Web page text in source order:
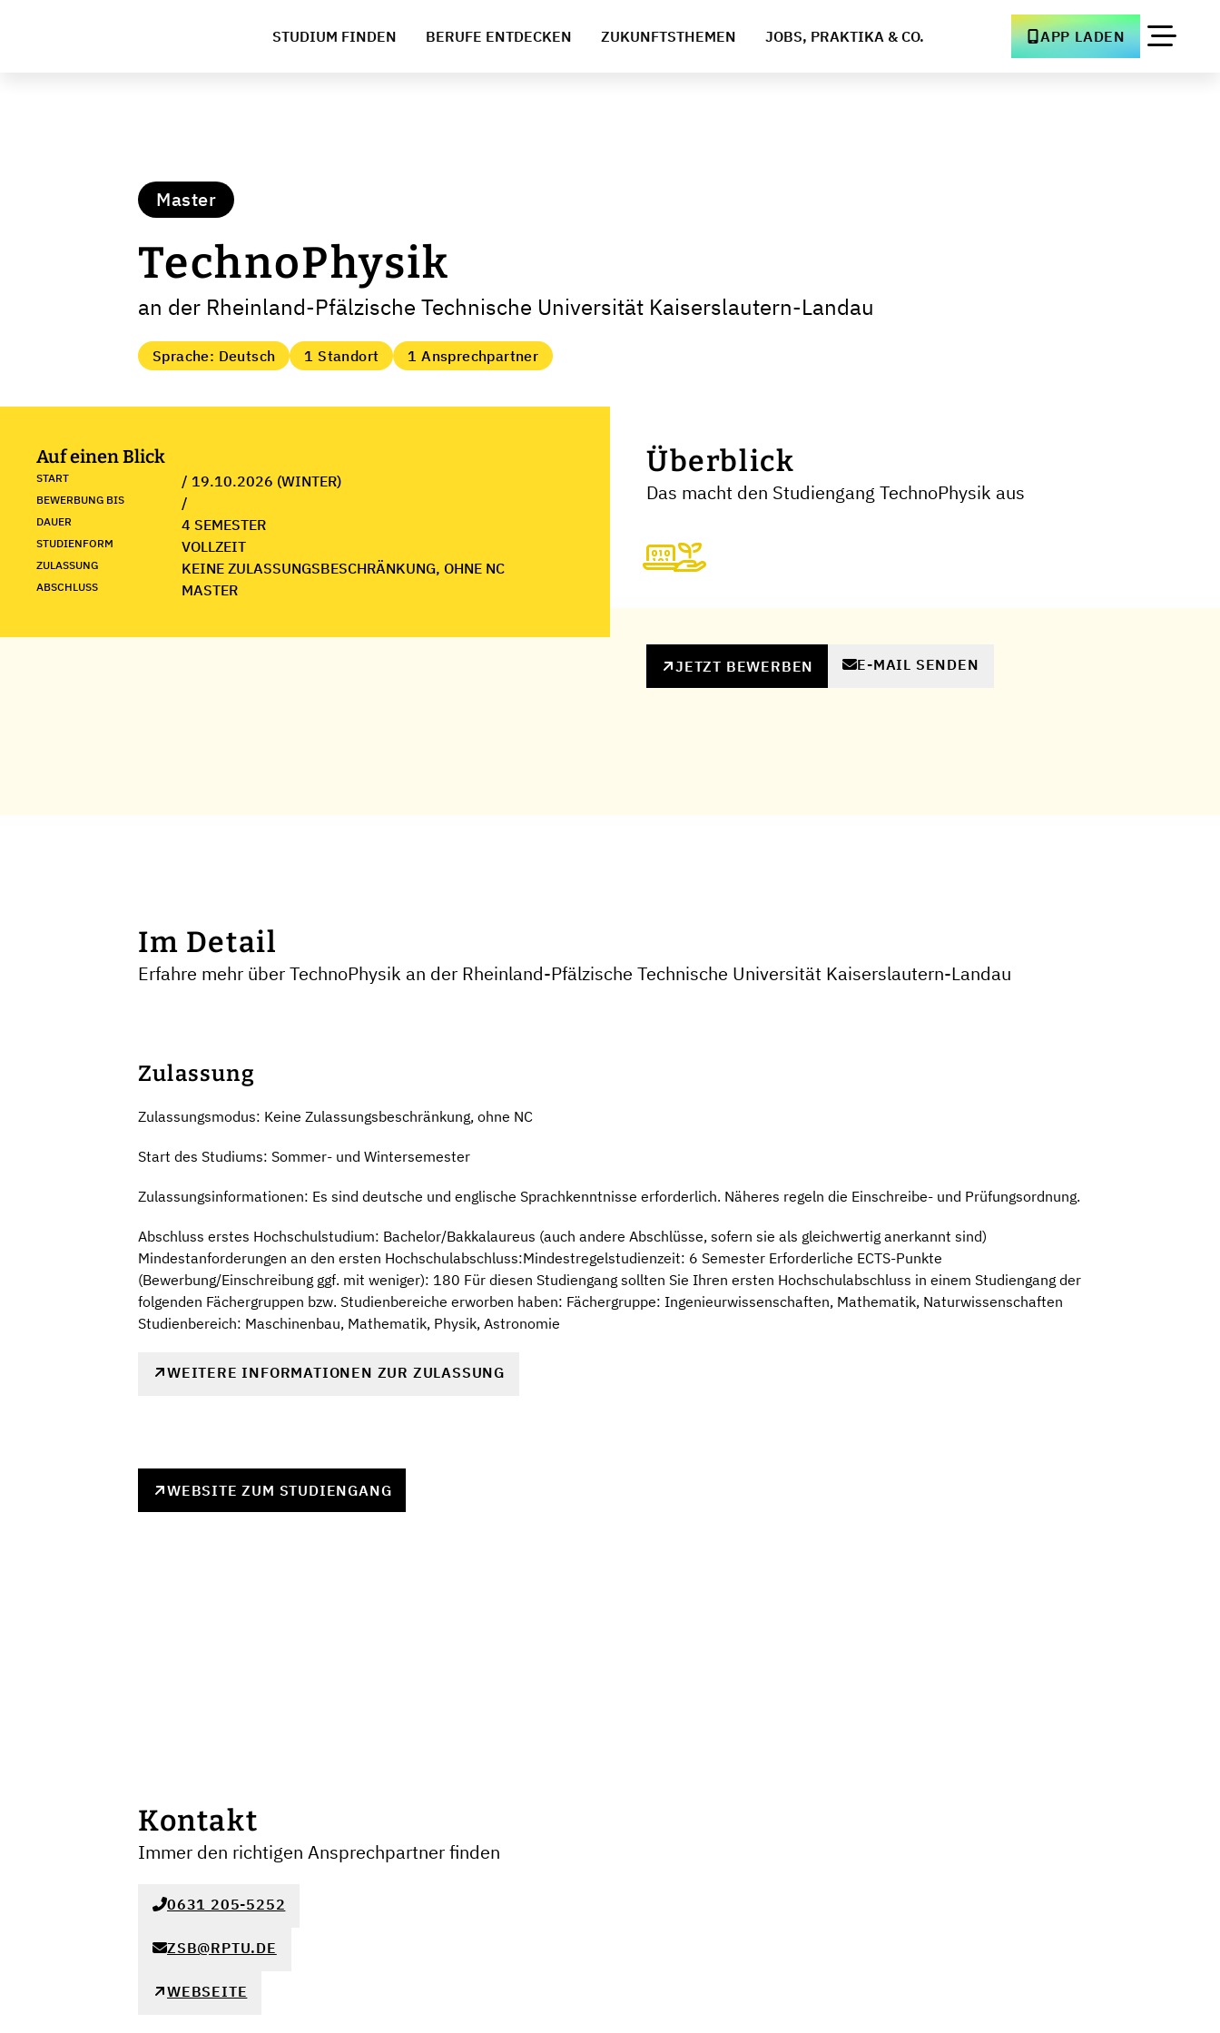
STUDIUM FINDEN BERUFE ENTDECKEN ZUKUNFTSTHEMEN JOBS, PRAKTIKA & CO. APP LADEN
Master
TechnoPhysik
an der Rheinland-Pfälzische Technische Universität Kaiserslautern-Landau
Sprache: Deutsch 1 Standort 1 Ansprechpartner
Auf einen Blick
START / 19.10.2026 (WINTER)
BEWERBUNG BIS /
DAUER 4 SEMESTER
STUDIENFORM VOLLZEIT
ZULASSUNG KEINE ZULASSUNGSBESCHRÄNKUNG, OHNE NC
ABSCHLUSS MASTER
Überblick
Das macht den Studiengang TechnoPhysik aus
JETZT BEWERBEN E-MAIL SENDEN
Im Detail
Erfahre mehr über TechnoPhysik an der Rheinland-Pfälzische Technische Universität Kaiserslautern-Landau
Zulassung
Zulassungsmodus: Keine Zulassungsbeschränkung, ohne NC
Start des Studiums: Sommer- und Wintersemester
Zulassungsinformationen: Es sind deutsche und englische Sprachkenntnisse erforderlich. Näheres regeln die Einschreibe- und Prüfungsordnung.
Abschluss erstes Hochschulstudium: Bachelor/Bakkalaureus (auch andere Abschlüsse, sofern sie als gleichwertig anerkannt sind)
Mindestanforderungen an den ersten Hochschulabschluss:Mindestregelstudienzeit: 6 Semester Erforderliche ECTS-Punkte
(Bewerbung/Einschreibung ggf. mit weniger): 180 Für diesen Studiengang sollten Sie Ihren ersten Hochschulabschluss in einem Studiengang der
folgenden Fächergruppen bzw. Studienbereiche erworben haben: Fächergruppe: Ingenieurwissenschaften, Mathematik, Naturwissenschaften
Studienbereich: Maschinenbau, Mathematik, Physik, Astronomie
WEITERE INFORMATIONEN ZUR ZULASSUNG
WEBSITE ZUM STUDIENGANG
Kontakt
Immer den richtigen Ansprechpartner finden
0631 205-5252
ZSB@RPTU.DE
WEBSEITE